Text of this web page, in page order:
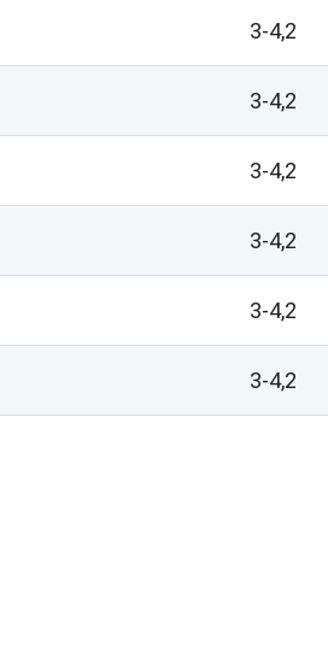
3-4,2
3-4,2
3-4,2
3-4,2
3-4,2
3-4,2